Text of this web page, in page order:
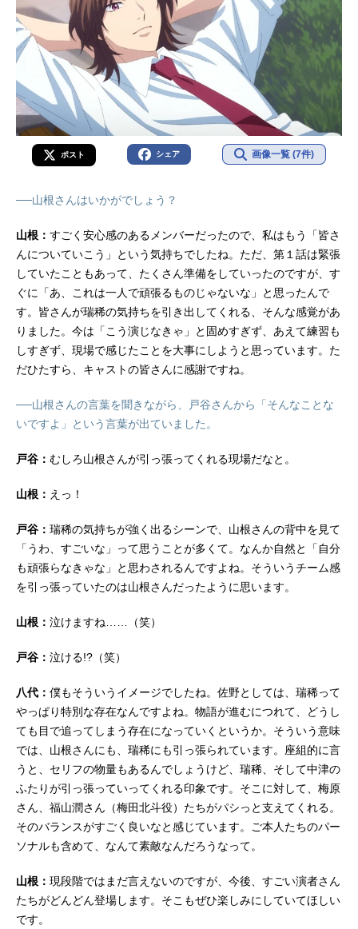
ポスト シェア 画像一覧 (7件)
──山根さんはいかがでしょう？
山根： すごく安心感のあるメンバーだったので、私はもう「皆さ
んについていこう」という気持ちでしたね。ただ、第１話は緊張
していたこともあって、たくさん準備をしていったのですが、す
ぐに「あ、これは一人で頑張るものじゃないな」と思ったんで
す。皆さんが瑞稀の気持ちを引き出してくれる、そんな感覚があ
りました。今は「こう演じなきゃ」と固めすぎず、あえて練習も
しすぎず、現場で感じたことを大事にしようと思っています。た
だひたすら、キャストの皆さんに感謝ですね。
──山根さんの言葉を聞きながら、戸谷さんから「そんなことな
いですよ」という言葉が出ていました。
戸谷： むしろ山根さんが引っ張ってくれる現場だなと。
山根： えっ！
戸谷： 瑞稀の気持ちが強く出るシーンで、山根さんの背中を見て
「うわ、すごいな」って思うことが多くて。なんか自然と「自分
も頑張らなきゃな」と思わされるんですよね。そういうチーム感
を引っ張っていたのは山根さんだったように思います。
山根： 泣けますね……（笑）
戸谷： 泣ける!?（笑）
八代： 僕もそういうイメージでしたね。佐野としては、瑞稀って
やっぱり特別な存在なんですよね。物語が進むにつれて、どうし
ても目で追ってしまう存在になっていくというか。そういう意味
では、山根さんにも、瑞稀にも引っ張られています。座組的に言
うと、セリフの物量もあるんでしょうけど、瑞稀、そして中津の
ふたりが引っ張っていってくれる印象です。そこに対して、梅原
さん、福山潤さん（梅田北斗役）たちがパシっと支えてくれる。
そのバランスがすごく良いなと感じています。ご本人たちのパー
ソナルも含めて、なんて素敵なんだろうなって。
山根： 現段階ではまだ言えないのですが、今後、すごい演者さん
たちがどんどん登場します。そこもぜひ楽しみにしていてほしい
です。